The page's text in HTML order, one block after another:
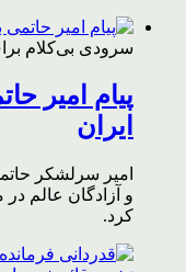
سرودی بی‌کلام
پیام امیر
ایران
امیر سرلشکر
و آزادگان عالم
کرد.